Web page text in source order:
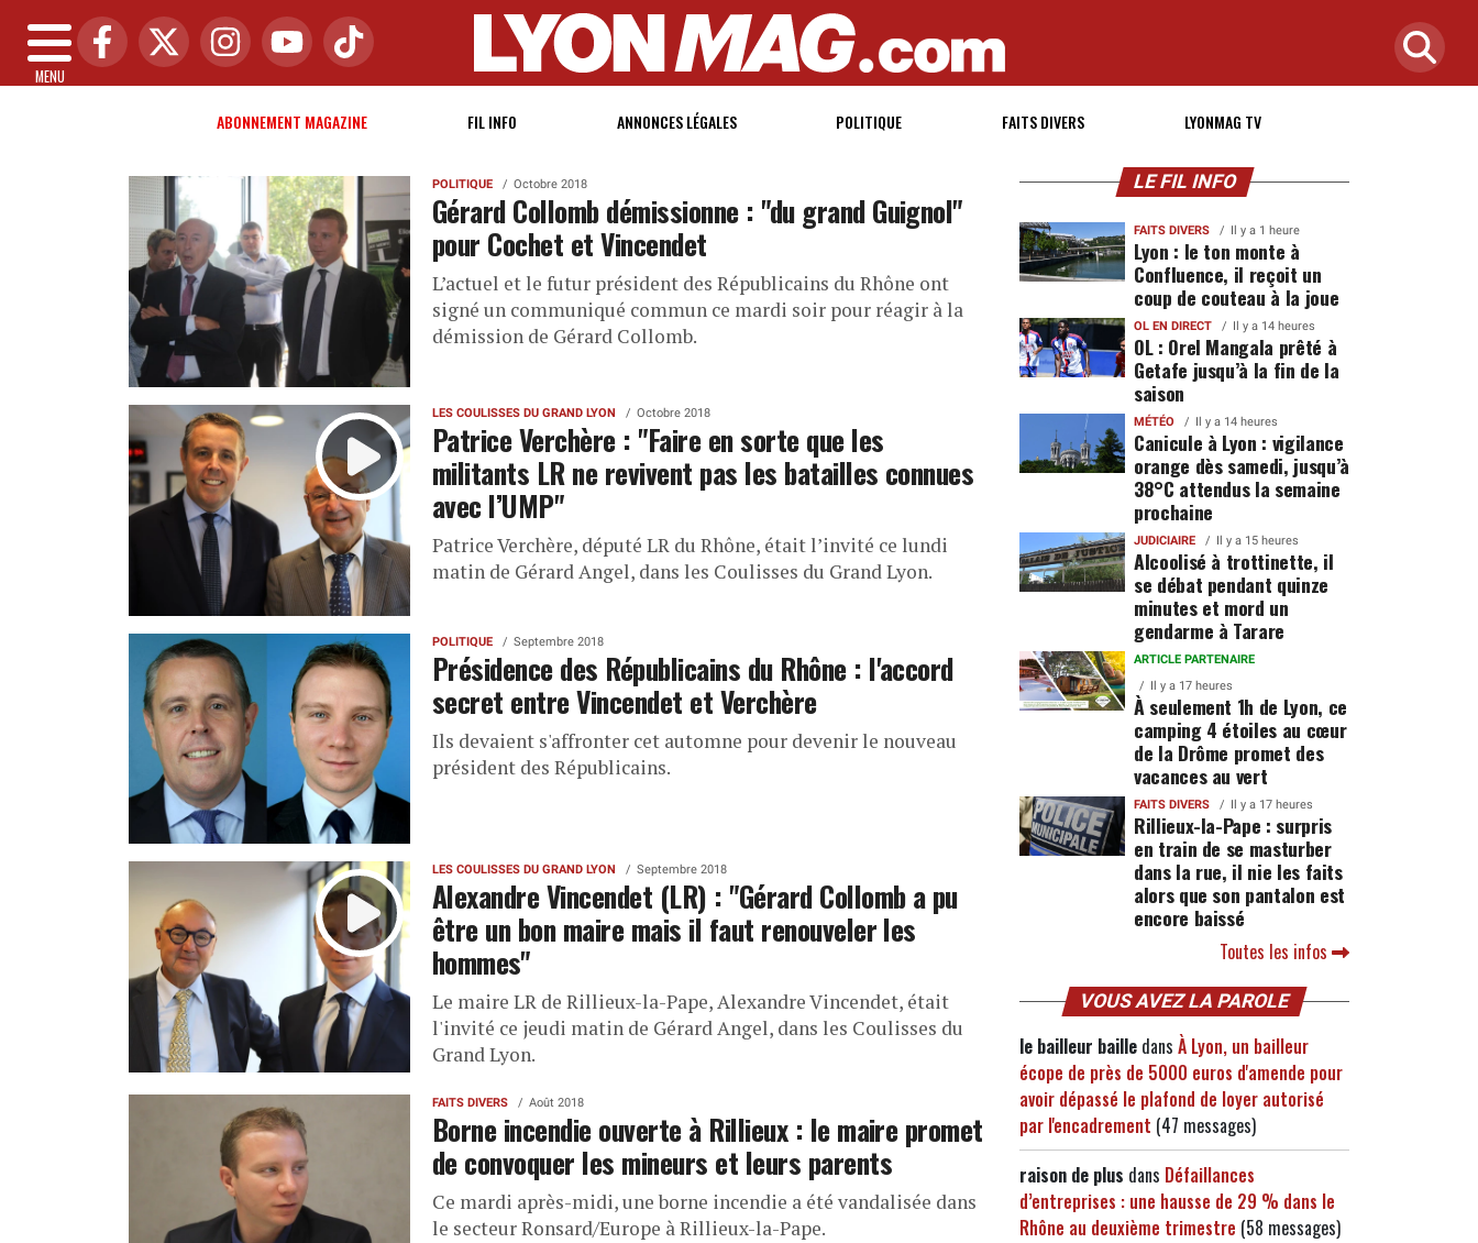
MENU
ABONNEMENT MAGAZINE FIL INFO ANNONCES LÉGALES POLITIQUE FAITS DIVERS LYONMAG TV
POLITIQUE Octobre 2018
Gérard Collomb démissionne : "du grand Guignol"
pour Cochet et Vincendet
L’actuel et le futur président des Républicains du Rhône ont
signé un communiqué commun ce mardi soir pour réagir à la
démission de Gérard Collomb.
LES COULISSES DU GRAND LYON Octobre 2018
Patrice Verchère : "Faire en sorte que les
militants LR ne revivent pas les batailles connues
avec l’UMP"
Patrice Verchère, député LR du Rhône, était l’invité ce lundi
matin de Gérard Angel, dans les Coulisses du Grand Lyon.
POLITIQUE Septembre 2018
Présidence des Républicains du Rhône : l'accord
secret entre Vincendet et Verchère
Ils devaient s'affronter cet automne pour devenir le nouveau
président des Républicains.
LES COULISSES DU GRAND LYON Septembre 2018
Alexandre Vincendet (LR) : "Gérard Collomb a pu
être un bon maire mais il faut renouveler les
hommes"
Le maire LR de Rillieux-la-Pape, Alexandre Vincendet, était
l'invité ce jeudi matin de Gérard Angel, dans les Coulisses du
Grand Lyon.
FAITS DIVERS Août 2018
Borne incendie ouverte à Rillieux : le maire promet
de convoquer les mineurs et leurs parents
Ce mardi après-midi, une borne incendie a été vandalisée dans
le secteur Ronsard/Europe à Rillieux-la-Pape.
LE FIL INFO
FAITS DIVERS Il y a 1 heure
Lyon : le ton monte à
Confluence, il reçoit un
coup de couteau à la joue
OL EN DIRECT Il y a 14 heures
OL : Orel Mangala prêté à
Getafe jusqu’à la fin de la
saison
MÉTÉO Il y a 14 heures
Canicule à Lyon : vigilance
orange dès samedi, jusqu’à
38°C attendus la semaine
prochaine
JUDICIAIRE Il y a 15 heures
Alcoolisé à trottinette, il
se débat pendant quinze
minutes et mord un
gendarme à Tarare
ARTICLE PARTENAIRE
Il y a 17 heures
À seulement 1h de Lyon, ce
camping 4 étoiles au cœur
de la Drôme promet des
vacances au vert
FAITS DIVERS Il y a 17 heures
Rillieux-la-Pape : surpris
en train de se masturber
dans la rue, il nie les faits
alors que son pantalon est
encore baissé
Toutes les infos
VOUS AVEZ LA PAROLE
le bailleur baille dans À Lyon, un bailleur
écope de près de 5000 euros d'amende pour
avoir dépassé le plafond de loyer autorisé
par l'encadrement (47 messages)
raison de plus dans Défaillances
d’entreprises : une hausse de 29 % dans le
Rhône au deuxième trimestre (58 messages)